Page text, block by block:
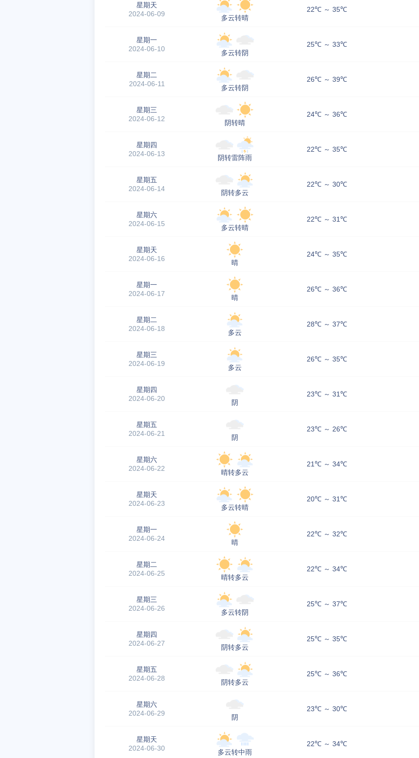
星期天
2024-06-09
多云转晴
22℃ ～ 35℃
星期一
2024-06-10
多云转阴
25℃ ～ 33℃
星期二
2024-06-11
多云转阴
26℃ ～ 39℃
星期三
2024-06-12
阴转晴
24℃ ～ 36℃
星期四
2024-06-13
阴转雷阵雨
22℃ ～ 35℃
星期五
2024-06-14
阴转多云
22℃ ～ 30℃
星期六
2024-06-15
多云转晴
22℃ ～ 31℃
星期天
2024-06-16
晴
24℃ ～ 35℃
星期一
2024-06-17
晴
26℃ ～ 36℃
星期二
2024-06-18
多云
28℃ ～ 37℃
星期三
2024-06-19
多云
26℃ ～ 35℃
星期四
2024-06-20
阴
23℃ ～ 31℃
星期五
2024-06-21
阴
23℃ ～ 26℃
星期六
2024-06-22
晴转多云
21℃ ～ 34℃
星期天
2024-06-23
多云转晴
20℃ ～ 31℃
星期一
2024-06-24
晴
22℃ ～ 32℃
星期二
2024-06-25
晴转多云
22℃ ～ 34℃
星期三
2024-06-26
多云转阴
25℃ ～ 37℃
星期四
2024-06-27
阴转多云
25℃ ～ 35℃
星期五
2024-06-28
阴转多云
25℃ ～ 36℃
星期六
2024-06-29
阴
23℃ ～ 30℃
星期天
2024-06-30
多云转中雨
22℃ ～ 34℃